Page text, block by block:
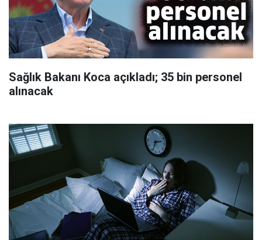
Sağlık Bakanı Koca açıkladı; 35 bin personel
alınacak